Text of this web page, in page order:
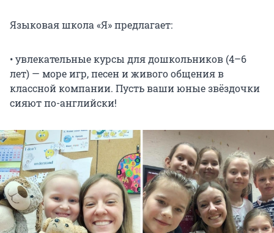
Языковая школа «Я» предлагает:
• увлекательные курсы для дошкольников (4–6
лет) — море игр, песен и живого общения в
классной компании. Пусть ваши юные звёздочки
сияют по-английски!